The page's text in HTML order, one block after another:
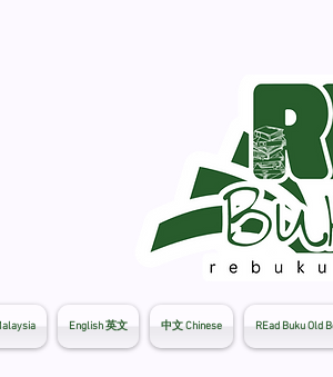
English 英文 中文 Chinese REad Buku Old